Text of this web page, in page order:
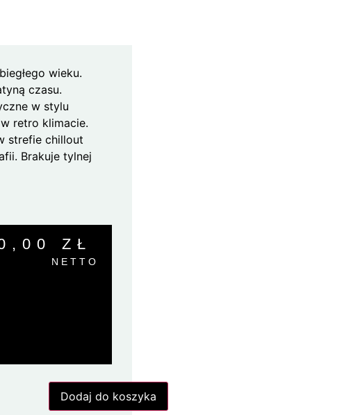
wieku.
czasu.
w stylu
retro klimacie.
strefie chillout
Brakuje tylnej
ZŁ
NETTO
Dodaj do koszyka